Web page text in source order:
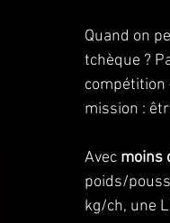
Quand on
tchèque ?
compétition
mission :
Avec moins
poids/
kg/ch, une